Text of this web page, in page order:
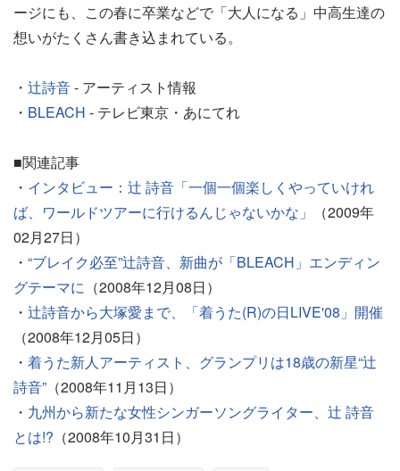
ージにも、この春に卒業などで「大人になる」中高生達の
想いがたくさん書き込まれている。
・ 辻詩音- アーティスト情報
・ BLEACH - テレビ東京・あにてれ
■関連記事
・ インタビュー：辻 詩音「一個一個楽しくやっていけれ
ば、ワールドツアーに行けるんじゃないかな」
（2009年
02月27日）
・ “ブレイク必至”辻詩音、新曲が「BLEACH」エンディン
グテーマに （2008年12月08日）
・ 辻詩音から大塚愛まで、「着うた(R)の日LIVE'08」開催
（2008年12月05日）
・ 着うた新人アーティスト、グランプリは18歳の新星“辻
詩音” （2008年11月13日）
・ 九州から新たな女性シンガーソングライター、辻 詩音
とは!? （2008年10月31日）